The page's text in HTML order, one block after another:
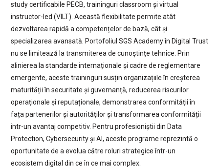
study certificabile PECB, traininguri classroom și virtual
instructor-led (VILT). Această flexibilitate permite atât
dezvoltarea rapidă a competențelor de bază, cât și
specializarea avansată. Portofoliul SGS Academy în Digital Trust
nu se limitează la transmiterea de cunoștințe tehnice. Prin
alinierea la standarde internaționale și cadre de reglementare
emergente, aceste traininguri susțin organizațiile în creșterea
maturității în securitate și guvernanță, reducerea riscurilor
operaționale și reputaționale, demonstrarea conformității în
fața partenerilor și autorităților și transformarea conformității
într-un avantaj competitiv. Pentru profesioniștii din Data
Protection, Cybersecurity și AI, aceste programe reprezintă o
oportunitate de a evolua către roluri strategice într-un
ecosistem digital din ce în ce mai complex.